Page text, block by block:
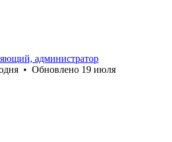
администратор
• Обновлено 19 июля